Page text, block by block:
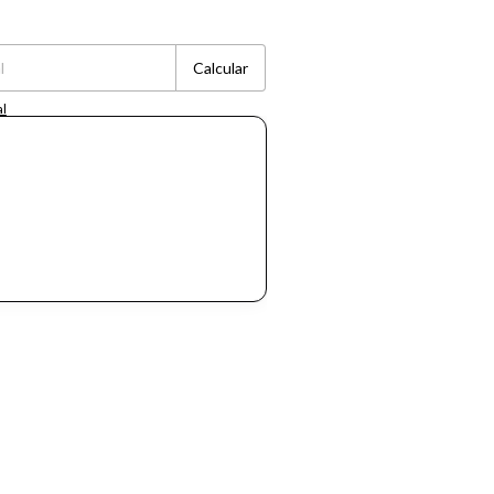
Calcular